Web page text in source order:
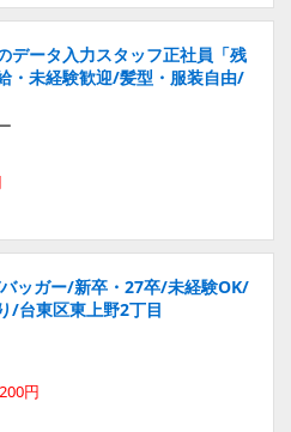
データ入力スタッフ正社員「残
・未経験歓迎/髪型・服装自由/
バッガー/新卒・27卒/未経験OK/
/台東区東上野2丁目
円